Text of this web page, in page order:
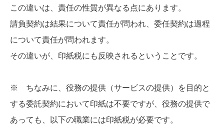
この違いは、責任の性質が異なる点にあります。
請負契約は結果について責任が問われ、委任契約は過程
について責任が問われます。
その違いが、印紙税にも反映されるということです。
※ ちなみに、役務の提供（サービスの提供）を目的と
する委託契約において印紙は不要ですが、役務の提供で
あっても、以下の職業には印紙税が必要です。